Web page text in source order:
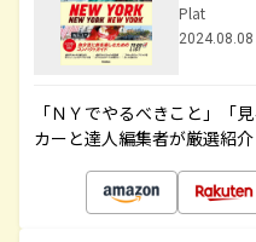
Plat
2024.08.08
「ＮＹでやるべきこと」「
カーと達人編集者が厳選紹